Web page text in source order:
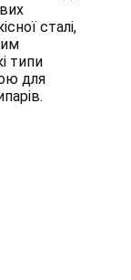
сталі,
типи
для